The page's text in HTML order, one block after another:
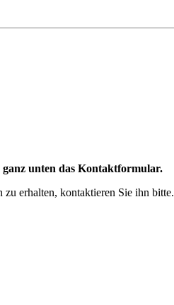
ganz unten das Kontaktformular.
erhalten, kontaktieren Sie ihn bitte.